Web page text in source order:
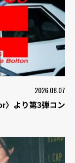
2026.08.07
〉より第3弾コン